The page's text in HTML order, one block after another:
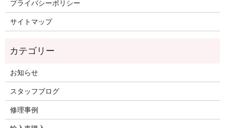
プライバシーポリシー
サイトマップ
お知らせ
スタッフブログ
修理事例